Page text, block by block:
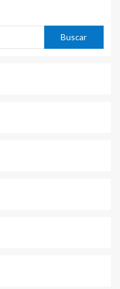
Buscar